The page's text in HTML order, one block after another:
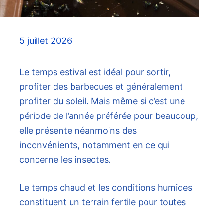
5 juillet 2026
Le temps estival est idéal pour sortir,
profiter des barbecues et généralement
profiter du soleil. Mais même si c’est une
période de l’année préférée pour beaucoup,
elle présente néanmoins des
inconvénients, notamment en ce qui
concerne les insectes.
Le temps chaud et les conditions humides
constituent un terrain fertile pour toutes